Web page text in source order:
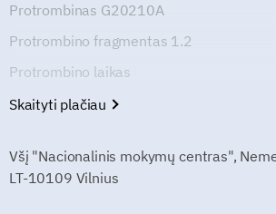
Protrombinas G20210A
Protrombino fragmentas 1.2
Protrombino laikas
Skaityti plačiau
Všį "Nacionalinis mokymų centras",
LT-10109 Vilnius